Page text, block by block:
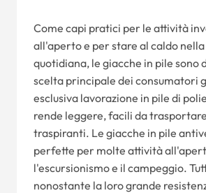
Come capi pratici per le attività
all'aperto e per stare al caldo
quotidiana, le giacche in pile sono
scelta principale dei consumatori
esclusiva lavorazione in pile di
rende leggere, facili da
traspiranti. Le giacche in pile
perfette per molte attività
l'escursionismo e il campeggio.
nonostante la loro grande